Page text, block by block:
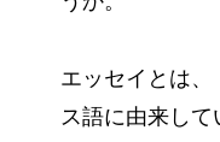
エッセイとは
ス語に由来し